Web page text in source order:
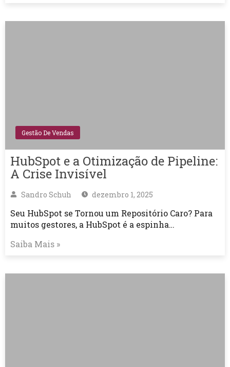
Gestão De Vendas
HubSpot e a Otimização de Pipeline:
A Crise Invisível
Sandro Schuh dezembro 1, 2025
Seu HubSpot se Tornou um Repositório Caro? Para
muitos gestores, a HubSpot é a espinha…
Saiba Mais »